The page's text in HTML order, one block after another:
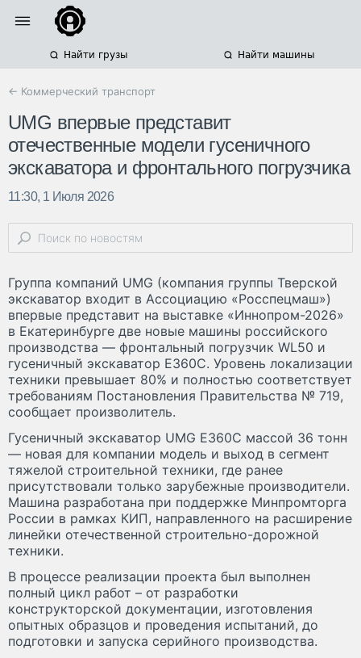
Найти грузы Найти машины
← Коммерческий транспорт
UMG впервые представит
отечественные модели гусеничного
экскаватора и фронтального погрузчика
11:30, 1 Июля 2026
Группа компаний UMG (компания группы Тверской
экскаватор входит в Ассоциацию «Росспецмаш»)
впервые представит на выставке «Иннопром-2026»
в Екатеринбурге две новые машины российского
производства — фронтальный погрузчик WL50 и
гусеничный экскаватор Е360С. Уровень локализации
техники превышает 80% и полностью соответствует
требованиям Постановления Правительства № 719,
сообщает произволитель.
Гусеничный экскаватор UMG Е360С массой 36 тонн
— новая для компании модель и выход в сегмент
тяжелой строительной техники, где ранее
присутствовали только зарубежные производители.
Машина разработана при поддержке Минпромторга
России в рамках КИП, направленного на расширение
линейки отечественной строительно-дорожной
техники.
В процессе реализации проекта был выполнен
полный цикл работ – от разработки
конструкторской документации, изготовления
опытных образцов и проведения испытаний, до
подготовки и запуска серийного производства.